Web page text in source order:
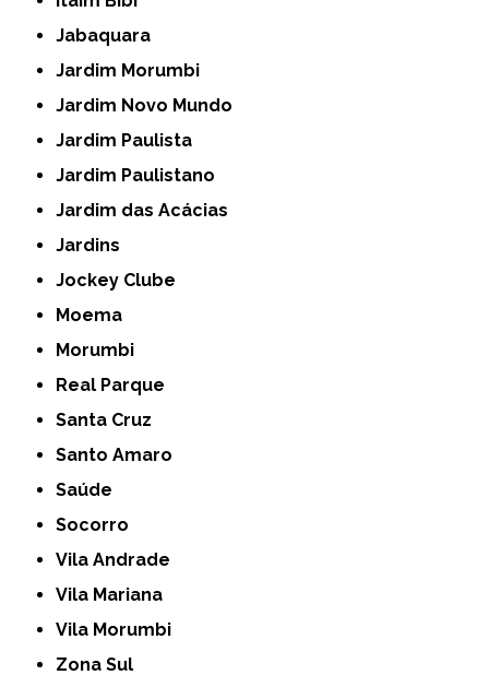
Jabaquara
Jardim Morumbi
Jardim Novo Mundo
Jardim Paulista
Jardim Paulistano
Jardim das Acácias
Jardins
Jockey Clube
Moema
Morumbi
Real Parque
Santa Cruz
Santo Amaro
Saúde
Socorro
Vila Andrade
Vila Mariana
Vila Morumbi
Zona Sul